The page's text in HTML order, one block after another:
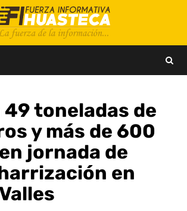
toneladas de
y más de 600
jornada de
en